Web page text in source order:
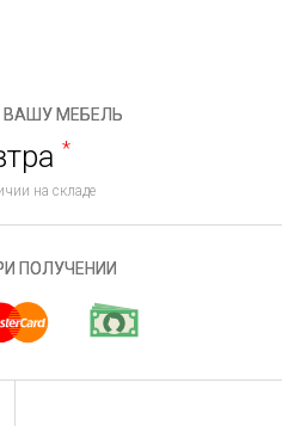
МЕБЕЛЬ
*
на складе
ПОЛУЧЕНИИ